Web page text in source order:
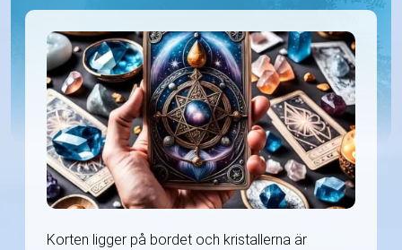
Korten ligger på bordet och kristallerna är